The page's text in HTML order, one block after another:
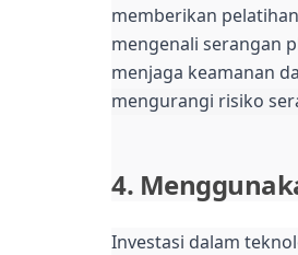
memberikan
mengenali serangan
menjaga keamanan
mengurangi risiko
4.
Investasi dalam